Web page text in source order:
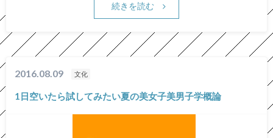
続きを読む
2016.08.09 文化
1日空いたら試してみたい夏の美女子美男子学概論